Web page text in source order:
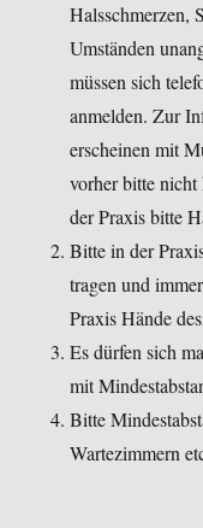
Halsschmerzen,
Umständen
müssen sich
anmelden. Zur
erscheinen mit
vorher bitte
der Praxis bitte
Bitte in der
tragen und
Praxis Hände
Es dürfen sich
mit
Bitte
Wartezimmern